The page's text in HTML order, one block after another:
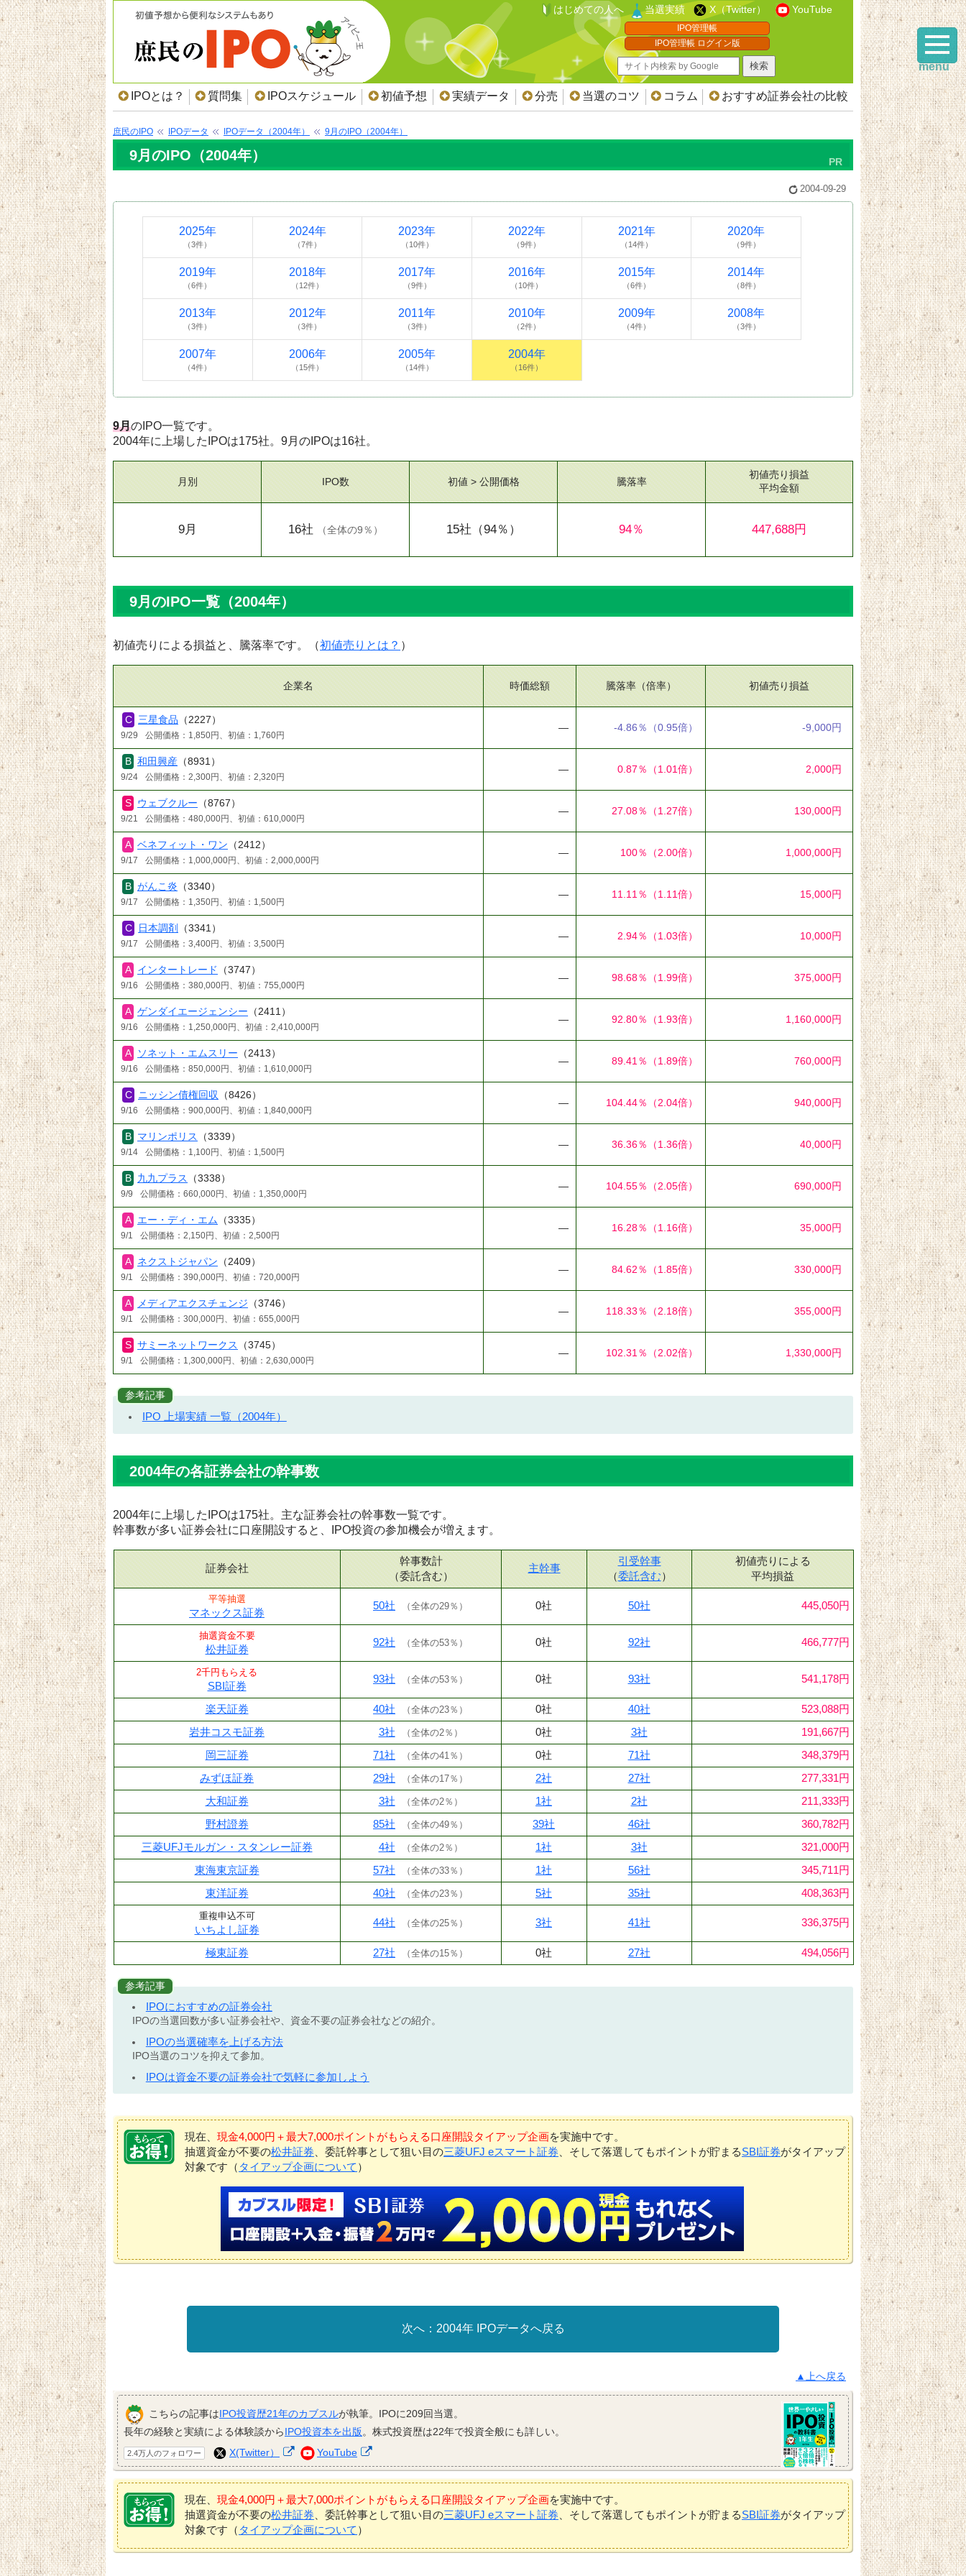
はじめての人へ 当選実績 X（Twitter） YouTube
IPO管理帳
IPO管理帳 ログイン版
IPOとは？ 質問集 IPOスケジュール 初値予想 実績データ 分売 当選のコツ コラム おすすめ証券会社の比較
庶民のIPO IPOデータ IPOデータ（2004年） 9月のIPO（2004年）
9月のIPO（2004年）
2004-09-29
2025年
（3件）
2024年
（7件）
2023年
（10件）
2022年
（9件）
2021年
（14件）
2020年
（9件）
2019年
（6件）
2018年
（12件）
2017年
（9件）
2016年
（10件）
2015年
（6件）
2014年
（8件）
2013年
（3件）
2012年
（3件）
2011年
（3件）
2010年
（2件）
2009年
（4件）
2008年
（3件）
2007年
（4件）
2006年
（15件）
2005年
（14件）
2004年
（16件）
9月のIPO一覧です。
2004年に上場したIPOは175社。9月のIPOは16社。
月別
9月
IPO数
16社 （全体の9％ ）
初値 > 公開価格
15社 （94％）
騰落率
94％
初値売り損益
平均金額
447,688円
9月のIPO一覧（2004年）
初値売りによる損益と、騰落率です。（初値売りとは？ ）
企業名 時価総額 騰落率（倍率） 初値売り損益
三星食品 （2227）
9/29 公開価格：1,850円、初値：1,760円
― -4.86％ （0.95倍） -9,000円
和田興産 （8931）
9/24 公開価格：2,300円、初値：2,320円
― 0.87％ （1.01倍） 2,000円
ウェブクルー （8767）
9/21 公開価格：480,000円、初値：610,000円
― 27.08％ （1.27倍） 130,000円
ベネフィット・ワン （2412）
9/17 公開価格：1,000,000円、初値：2,000,000円
― 100％ （2.00倍） 1,000,000円
がんこ炎 （3340）
9/17 公開価格：1,350円、初値：1,500円
― 11.11％ （1.11倍） 15,000円
日本調剤 （3341）
9/17 公開価格：3,400円、初値：3,500円
― 2.94％ （1.03倍） 10,000円
インタートレード （3747）
9/16 公開価格：380,000円、初値：755,000円
― 98.68％ （1.99倍） 375,000円
ゲンダイエージェンシー （2411）
9/16 公開価格：1,250,000円、初値：2,410,000円
― 92.80％ （1.93倍） 1,160,000円
ソネット・エムスリー （2413）
9/16 公開価格：850,000円、初値：1,610,000円
― 89.41％ （1.89倍） 760,000円
ニッシン債権回収 （8426）
9/16 公開価格：900,000円、初値：1,840,000円
― 104.44％ （2.04倍） 940,000円
マリンポリス （3339）
9/14 公開価格：1,100円、初値：1,500円
― 36.36％ （1.36倍） 40,000円
九九プラス （3338）
9/9 公開価格：660,000円、初値：1,350,000円
― 104.55％ （2.05倍） 690,000円
エー・ディ・エム （3335）
9/1 公開価格：2,150円、初値：2,500円
― 16.28％ （1.16倍） 35,000円
ネクストジャパン （2409）
9/1 公開価格：390,000円、初値：720,000円
― 84.62％ （1.85倍） 330,000円
メディアエクスチェンジ （3746）
9/1 公開価格：300,000円、初値：655,000円
― 118.33％ （2.18倍） 355,000円
サミーネットワークス （3745）
9/1 公開価格：1,300,000円、初値：2,630,000円
― 102.31％ （2.02倍） 1,330,000円
参考記事
IPO 上場実績 一覧（2004年）
2004年の各証券会社の幹事数
2004年に上場したIPOは175社。主な証券会社の幹事数一覧です。
幹事数が多い証券会社に口座開設すると、IPO投資の参加機会が増えます。
証券会社
幹事数計
（委託含む）
主幹事
引受幹事
（委託含む）
初値売りによる
平均損益
平等抽選
マネックス証券
50社 （全体の29％ ） 0社 50社 445,050円
抽選資金不要
松井証券
92社 （全体の53％ ） 0社 92社 466,777円
2千円もらえる
SBI証券
93社 （全体の53％ ） 0社 93社 541,178円
楽天証券 40社 （全体の23％ ） 0社 40社
523,088円
岩井コスモ証券
3社 （全体の2％ ） 0社 3社
191,667円
岡三証券
71社 （全体の41％ ） 0社 71社
348,379円
みずほ証券
29社 （全体の17％ ） 2社 27社
277,331円
大和証券
3社 （全体の2％ ） 1社 2社
211,333円
野村證券
85社 （全体の49％ ） 39社 46社
360,782円
三菱UFJモルガン・スタンレー証券
4社 （全体の2％ ） 1社 3社
321,000円
東海東京証券
57社 （全体の33％ ） 1社 56社
345,711円
東洋証券
40社 （全体の23％ ） 5社 35社 408,363円
重複申込不可
いちよし証券
44社 （全体の25％ ） 3社 41社 336,375円
極東証券 27社 （全体の15％ ） 0社 27社 494,056円
参考記事
IPOにおすすめの証券会社
IPOの当選回数が多い証券会社や、資金不要の証券会社などの紹介。
IPOの当選確率を上げる方法
IPO当選のコツを抑えて参加。
IPOは資金不要の証券会社で気軽に参加しよう
現在、 現金4,000円＋最大7,000ポイントがもらえる口座開設タイアップ企画を実施中です。
抽選資金が不要の松井証券 、委託幹事として狙い目の三菱UFJ eスマート証券 、そして落選してもポイントが貯まるSBI証券がタイアップ
対象です（ タイアップ企画について ）
2004年 IPOデータへ戻る
▲上へ戻る
こちらの記事はIPO投資歴21年のカブスルが執筆。IPOに209回当選。
長年の経験と実績による体験談からIPO投資本を出版。株式投資歴は22年で投資全般にも詳しい。
2.4万人のフォロワー X(Twitter） YouTube
現在、 現金4,000円＋最大7,000ポイントがもらえる口座開設タイアップ企画を実施中です。
抽選資金が不要の松井証券 、委託幹事として狙い目の三菱UFJ eスマート証券 、そして落選してもポイントが貯まるSBI証券がタイアップ
対象です（ タイアップ企画について ）
menu